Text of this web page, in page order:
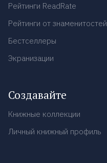
Рейтинги ReadRate
Рейтинги от знаменитостей
Бестселлеры
Экранизации
Создавайте
Книжные коллекции
Личный книжный профиль